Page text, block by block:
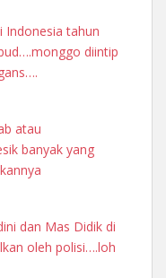
Indonesia tahun
diintip
atau
banyak yang
dan Mas Didik di
oleh polisi….loh